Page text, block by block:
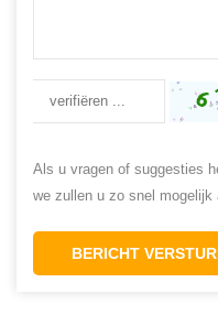
Als u vragen of suggesties
we zullen u zo snel mogelijk
BERICHT